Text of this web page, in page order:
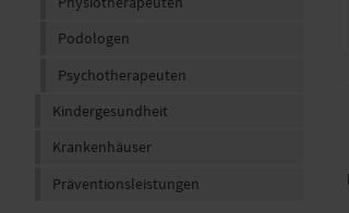
Podologen
Psychotherapeuten
Kindergesundheit
Krankenhäuser
Präventionsleistungen